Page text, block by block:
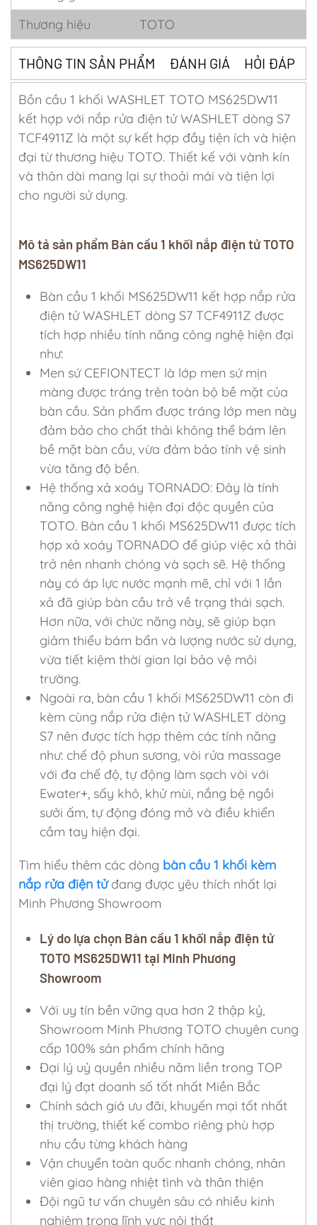
Thương hiệu
TOTO
THÔNG TIN SẢN PHẨM ĐÁNH GIÁ HỎI ĐÁP
Bồn cầu 1 khối WASHLET TOTO MS625DW11
kết hợp với nắp rửa điện tử WASHLET dòng S7
TCF4911Z là một sự kết hợp đầy tiện ích và hiện
đại từ thương hiệu TOTO. Thiết kế với vành kín
và thân dài mang lại sự thoải mái và tiện lợi
cho người sử dụng.
Mô tả sản phẩm Bàn cầu 1 khối nắp điện tử TOTO
MS625DW11
Bàn cầu 1 khối MS625DW11 kết hợp nắp rửa
điện tử WASHLET dòng S7 TCF4911Z được
tích hợp nhiều tính năng công nghệ hiện đại
như:
Men sứ CEFIONTECT là lớp men sứ mịn
màng được tráng trên toàn bộ bề mặt của
bàn cầu. Sản phẩm được tráng lớp men này
đảm bảo cho chất thải không thể bám lên
bề mặt bàn cầu, vừa đảm bảo tính vệ sinh
vừa tăng độ bền.
Hệ thống xả xoáy TORNADO: Đây là tính
năng công nghệ hiện đại độc quyền của
TOTO. Bàn cầu 1 khối MS625DW11 được tích
hợp xả xoáy TORNADO để giúp việc xả thải
trở nên nhanh chóng và sạch sẽ. Hệ thống
này có áp lực nước mạnh mẽ, chỉ với 1 lần
xả đã giúp bàn cầu trở về trạng thái sạch.
Hơn nữa, với chức năng này, sẽ giúp bạn
giảm thiểu bám bẩn và lượng nước sử dụng,
vừa tiết kiệm thời gian lại bảo vệ môi
trường.
Ngoài ra, bàn cầu 1 khối MS625DW11 còn đi
kèm cùng nắp rửa điện tử WASHLET dòng
S7 nên được tích hợp thêm các tính năng
như: chế độ phun sương, vòi rửa massage
với đa chế độ, tự động làm sạch vòi với
Ewater+, sấy khô, khử mùi, nắng bệ ngồi
sưởi ấm, tự động đóng mở và điều khiển
cầm tay hiện đại.
Tìm hiểu thêm các dòng bàn cầu 1 khối kèm
nắp rửa điện tử đang được yêu thích nhất lại
Minh Phương Showroom
Lý do lựa chọn Bàn cầu 1 khối nắp điện tử
TOTO MS625DW11 tại Minh Phương
Showroom
Với uy tín bền vững qua hơn 2 thập kỷ,
Showroom Minh Phương TOTO chuyên cung
cấp 100% sản phẩm chính hãng
Đại lý uỷ quyền nhiều năm liền trong TOP
đại lý đạt doanh số tốt nhất Miền Bắc
Chính sách giá ưu đãi, khuyến mại tốt nhất
thị trường, thiết kế combo riêng phù hợp
nhu cầu từng khách hàng
Vận chuyển toàn quốc nhanh chóng, nhân
viên giao hàng nhiệt tình và thân thiện
Đội ngũ tư vấn chuyên sâu có nhiều kinh
nghiệm trong lĩnh vực nội thất